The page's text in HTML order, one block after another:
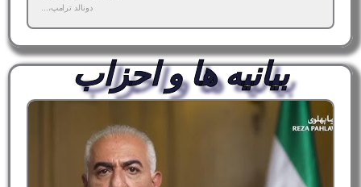
دونالد ترامپ،...
بیانیه ها و احزاب